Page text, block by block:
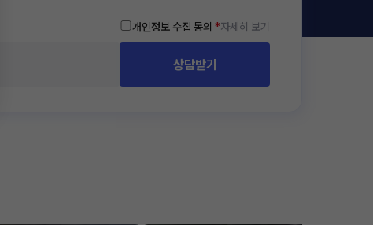
개인정보 수집 동의 *자세히 보기
상담받기